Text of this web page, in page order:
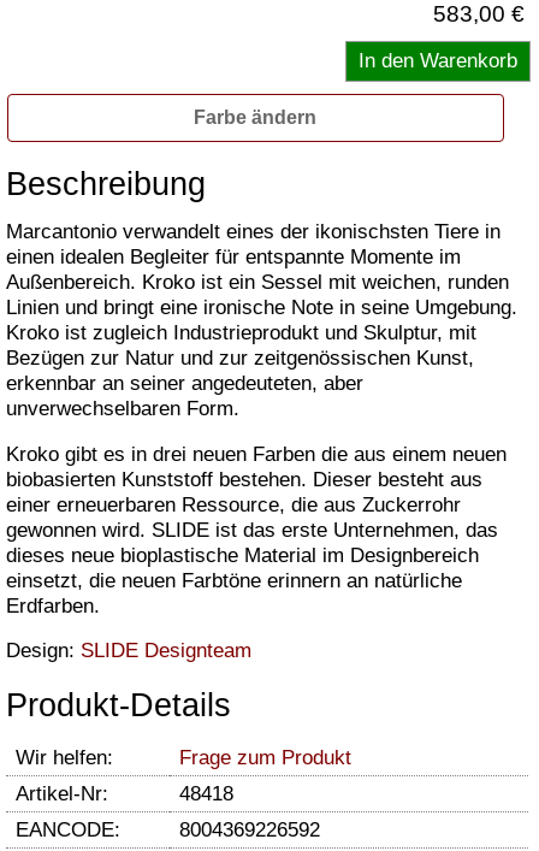
583,00 €
Farbe ändern
Beschreibung
Marcantonio verwandelt eines der ikonischsten Tiere in
einen idealen Begleiter für entspannte Momente im
Außenbereich. Kroko ist ein Sessel mit weichen, runden
Linien und bringt eine ironische Note in seine Umgebung.
Kroko ist zugleich Industrieprodukt und Skulptur, mit
Bezügen zur Natur und zur zeitgenössischen Kunst,
erkennbar an seiner angedeuteten, aber
unverwechselbaren Form.
Kroko gibt es in drei neuen Farben die aus einem neuen
biobasierten Kunststoff bestehen. Dieser besteht aus
einer erneuerbaren Ressource, die aus Zuckerrohr
gewonnen wird. SLIDE ist das erste Unternehmen, das
dieses neue bioplastische Material im Designbereich
einsetzt, die neuen Farbtöne erinnern an natürliche
Erdfarben.
Design: SLIDE Designteam
Produkt-Details
Wir helfen:
Frage zum Produkt
Artikel-Nr:
48418
EANCODE:
8004369226592